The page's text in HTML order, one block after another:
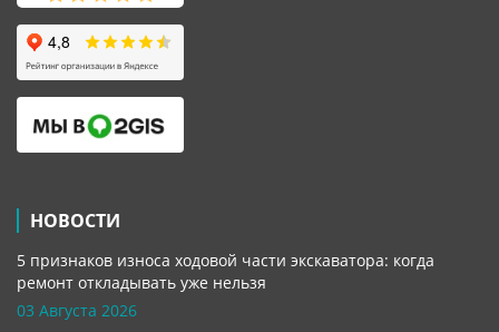
НОВОСТИ
5 признаков износа ходовой части экскаватора: когда
ремонт откладывать уже нельзя
03 Августа 2026